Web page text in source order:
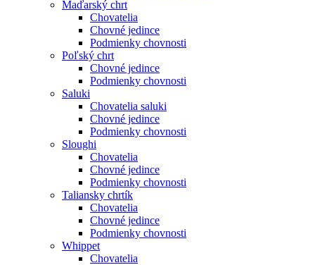
Maďarský chrt
Chovatelia
Chovné jedince
Podmienky chovnosti
Poľský chrt
Chovné jedince
Podmienky chovnosti
Saluki
Chovatelia saluki
Chovné jedince
Podmienky chovnosti
Sloughi
Chovatelia
Chovné jedince
Podmienky chovnosti
Taliansky chrtík
Chovatelia
Chovné jedince
Podmienky chovnosti
Whippet
Chovatelia